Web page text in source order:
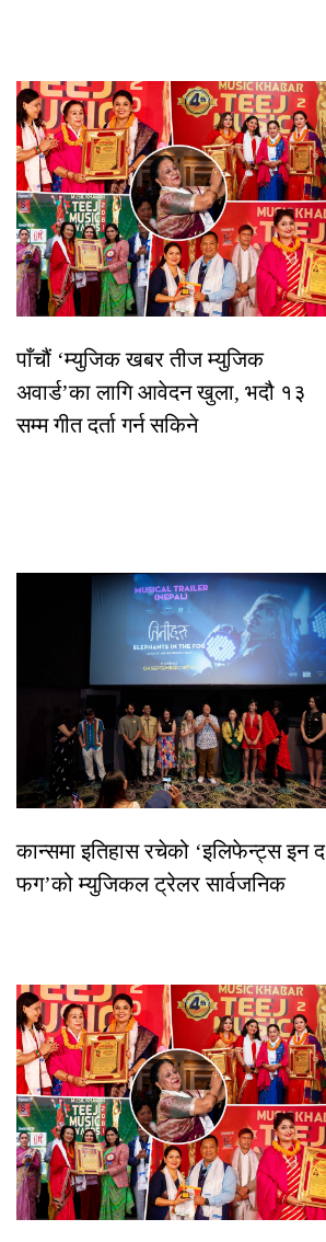
पाँचौं ‘म्युजिक खबर तीज म्युजिक
अवार्ड’का लागि आवेदन खुला, भदौ १३
सम्म गीत दर्ता गर्न सकिने
कान्समा इतिहास रचेको ‘इलिफेन्ट्स इन द
फग’को म्युजिकल ट्रेलर सार्वजनिक